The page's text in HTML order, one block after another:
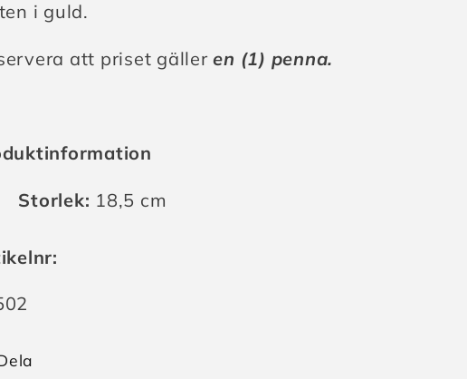
i guld.
att priset gälleren (1) penna.
Storlek: 18,5 cm